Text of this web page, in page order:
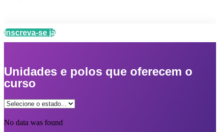
Inscreva-se já
Unidades e polos que oferecem o
curso
No data was found